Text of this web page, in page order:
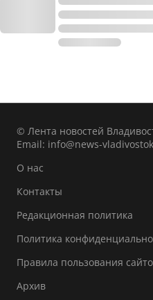
© Лента новостей
Email: info@news-
О нас
Контакты
Редакционная политика
Политика
Правила пользования
Архив